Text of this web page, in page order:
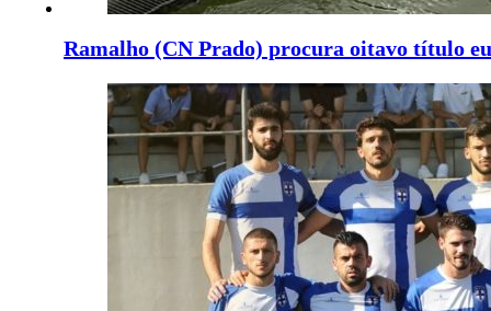
Ramalho (CN Prado) procura oitavo título